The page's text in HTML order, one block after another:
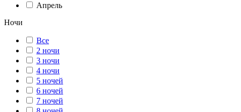
Апрель
Ночи
Все
2 ночи
3 ночи
4 ночи
5 ночей
6 ночей
7 ночей